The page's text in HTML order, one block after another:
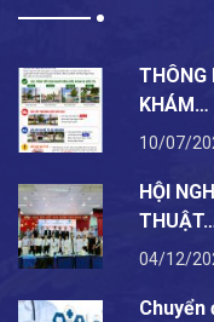
THÔNG
KHÁM…
10/07/
HỘI
04/12/
Chuyển